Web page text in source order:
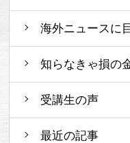
海外ニュースに
知らなきゃ損の
受講生の声
最近の記事